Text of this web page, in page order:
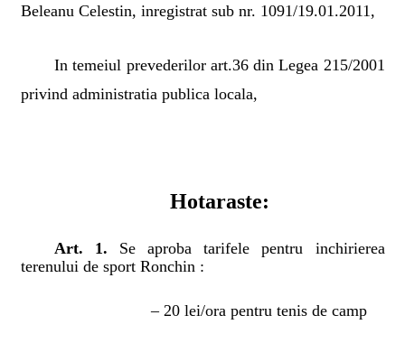
Beleanu Celestin, inregistrat sub nr. 1091/19.01.2011,
In temeiul prevederilor art.36 din Legea 215/2001
privind administratia publica locala,
Hotaraste:
Art. 1. Se aproba tarifele pentru inchirierea
terenului de sport Ronchin :
– 20 lei/ora pentru tenis de camp